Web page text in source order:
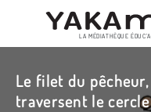
contenu
LA MÉDIATHÈQUE
Le filet du
traversent le cercle